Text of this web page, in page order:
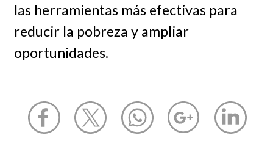
las herramientas más efectivas para
reducir la pobreza y ampliar
oportunidades.